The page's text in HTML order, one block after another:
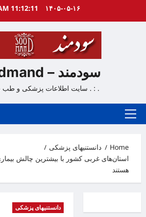
۱۴۰۵-۰۵-۱۶ 11:12:12 AM
سودمند – Soodmand
. : . سایت اطلاعات پزشکی و طب
Primary
Home
دانستنیهای پزشکی
استان‌های غربی کشور با بیشترین چالش
هستند
دانستنیهای پزشکی